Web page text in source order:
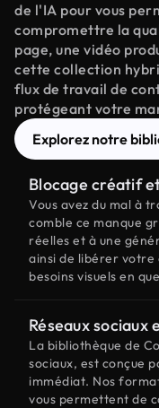
de l'IA pour vous
compromettre la
page, une vidéo
cette collection
flux de travail de
protégeant votre
Explorez notre
Blocage créatif
Vous avez du mal à
comble ce manque
réelles et à une
ainsi de libérer
besoins visuels en
Réseaux sociaux
La bibliothèque de
sociaux, est conçue
immédiat. Nos
vous permettent de